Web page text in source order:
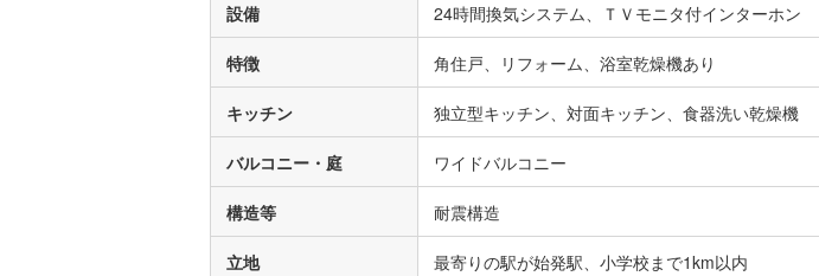
設備 24時間換気システム、ＴＶモニタ付インターホン
特徴 角住戸、リフォーム、浴室乾燥機あり
キッチン 独立型キッチン、対面キッチン、食器洗い乾燥機
バルコニー・庭 ワイドバルコニー
構造等 耐震構造
立地 最寄りの駅が始発駅、小学校まで1km以内